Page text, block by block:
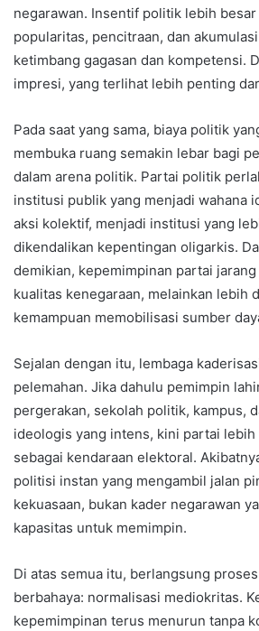
negarawan. Insentif politik lebih
popularitas, pencitraan, dan
ketimbang gagasan dan kompetensi.
impresi, yang terlihat lebih penting
Pada saat yang sama, biaya politik
membuka ruang semakin lebar bagi
dalam arena politik. Partai politik
institusi publik yang menjadi wahana
aksi kolektif, menjadi institusi yang
dikendalikan kepentingan oligarkis.
demikian, kepemimpinan partai
kualitas kenegaraan, melainkan lebih
kemampuan memobilisasi sumber
Sejalan dengan itu, lembaga
pelemahan. Jika dahulu pemimpin
pergerakan, sekolah politik, kampus,
ideologis yang intens, kini partai
sebagai kendaraan elektoral.
politisi instan yang mengambil jalan
kekuasaan, bukan kader negarawan
kapasitas untuk memimpin.
Di atas semua itu, berlangsung
berbahaya: normalisasi mediokritas.
kepemimpinan terus menurun tanpa